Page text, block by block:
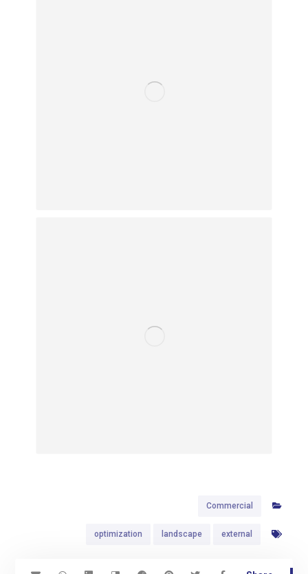
Commercial
external
landscape
optimization